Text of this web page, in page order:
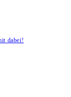
dabei!